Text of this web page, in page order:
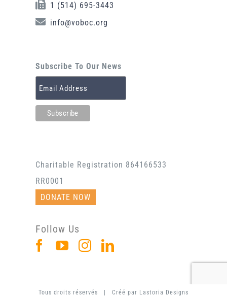
1 (514) 695-3443
info@voboc.org
Subscribe To Our News
Charitable Registration 864166533
RR0001
DONATE NOW
Follow Us
Tous droits réservés | Créé par Lastoria Designs